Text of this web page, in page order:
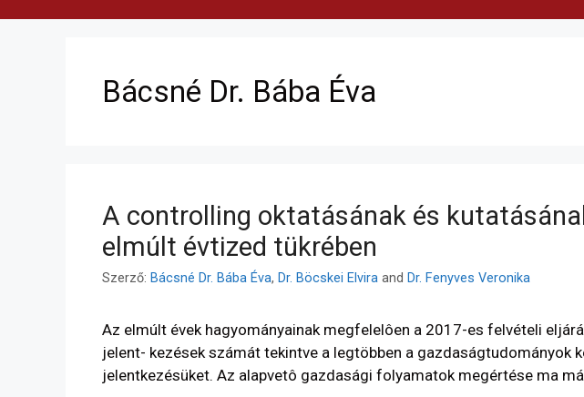
Bácsné Dr. Bába Éva
A controlling oktatásának és
elmúlt évtized tükrében
Szerző: Bácsné Dr. Bába Éva, Dr. Böcskei Elvira and Dr. Fenyves Veronika
Az elmúlt évek hagyományainak megfelelôen a 2017-es felvételi
jelent- kezések számát tekintve a legtöbben a gazdaságtudományok
jelentkezésüket. Az alapvetô gazdasági folyamatok megértése ma